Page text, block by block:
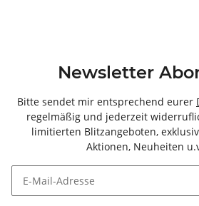
Newsletter
Bitte sendet mir entsprechend eurer
regelmäßig und jederzeit
limitierten Blitzangeboten,
Aktionen, Neuheiten